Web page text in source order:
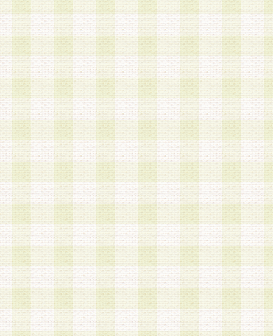
3.会員は、会員登録の際に申告する登録情報の全
いかなる虚偽の申告をも行ってはならないものと
4.会員は、複数のログインＩＤおよびパスワード
いものとします。
第4条 ログインIDおよびパスワードの管理
1.会員は、会員登録後、本サイト内にて本サービ
加する際には、前条に基づき当社から付与された
スワードを使用するものとします。
2.登録の際に当社が付与したログインIDおよびパ
の使用に関しては、全て会員本人がその責任を負
3.会員は、当社から付与されたログインIDおよび
貸与、名義変更、売買その他形態を問わず第三者
ならないものとします。
4.当社は、会員によるログインIDおよびパスワー
盗用など第三者の利用に伴う損害の発生について
き事由の有無、その他原因の如何を問わず、一切
のとします。